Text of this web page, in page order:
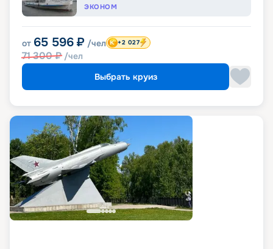
ЭКОНОМ
от 65 596 ₽ /чел
71 300₽ /чел
+2 027
Выбрать круиз